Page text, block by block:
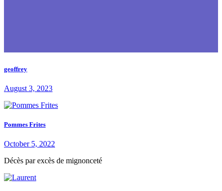
geoffrey
August 3, 2023
Pommes Frites
October 5, 2022
Décès par excès de mignonceté